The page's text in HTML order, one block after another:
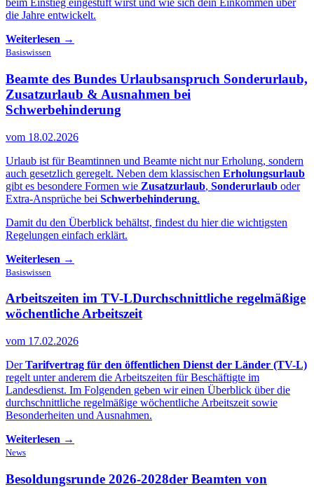
beim Einstieg eingestuft wirst und wie sich dein Einkommen über
die Jahre entwickelt.
Weiterlesen →
Basiswissen
Beamte des Bundes Urlaubsanspruch Sonderurlaub,
Zusatzurlaub & Ausnahmen bei
Schwerbehinderung
vom 18.02.2026
Urlaub ist für Beamtinnen und Beamte nicht nur Erholung, sondern
auch gesetzlich geregelt. Neben dem klassischen Erholungsurlaub
gibt es besondere Formen wie Zusatzurlaub, Sonderurlaub oder
Extra-Ansprüche bei Schwerbehinderung.
Damit du den Überblick behältst, findest du hier die wichtigsten
Regelungen einfach erklärt.
Weiterlesen →
Basiswissen
Arbeitszeiten im TV-LDurchschnittliche regelmäßige
wöchentliche Arbeitszeit
vom 17.02.2026
DerTarifvertrag für den öffentlichen Dienst der Länder (TV-L)
regelt unter anderem die Arbeitszeiten für Beschäftigte im
Landesdienst. Im Folgenden geben wir einen Überblick über die
durchschnittliche regelmäßige wöchentliche Arbeitszeit sowie
Besonderheiten und Ausnahmen.
Weiterlesen →
News
Besoldungsrunde 2026-2028der Beamten von